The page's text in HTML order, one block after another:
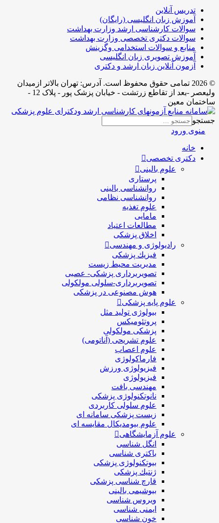
تدریس آنلاین
آموزش زبان انگلیسی (رایگان)
سوالات کارشناسی ارشد وزارت بهداشت
سوالات دکتری تخصصی وزارت بهداشت
منابع و سوالات استخدامی وگزینش
آموزش تصویری زبان انگلیسی
آزمون آنلاین زبان ارشد و دکتری
© 2026 تمامی حقوق محفوظ است. آدرس:‌ تهران بالاتر ازمیدان
ولیعصر -بعد از تقاطع زرتشت - خیابان پزشک پور - پلاک 12 -
ساختمان معین
جستجو
منوی ورود
خانه
دکتری تخصصی
علوم بالینی
پرستاری
روانشناسی بالینی
روانشناسی نظامی
علوم تغذیه
مامایی
مطالعات اعتیاد
اخلاق پزشکی
رادیولوژی و مهندسی
فيزيك پزشکی
مدیریت محیط زیست
تصویربرداری پزشکی- عصبی
تصویربرداری-سلولی مولکولی
هوش مصنوعی در پزشکی
علوم پایه پزشکی
بیولوژی تولید مثل
پروتئومیکس
پزشکی مولکولی
علوم تشریحی (آناتومی)
علوم اعصاب
فارماکولوژی
فیزیولوژی ورزش
فیزیولوژی
مهندسی بافت
نانوتکنولوژی پزشکی
علوم سلولی کاربردی
زیست پزشکی سامانه ای
علوم بیومدیکال مقایسه ای
علوم آزمایشگاهی
انگل شناسی
باکتری شناسی
بیوتکنولوژی پزشکی
ژنتيك پزشکی
قارچ شناسی پزشكی
بیوشیمی بالینی
ویروس شناسی
ایمنی شناسی
خون شناسی